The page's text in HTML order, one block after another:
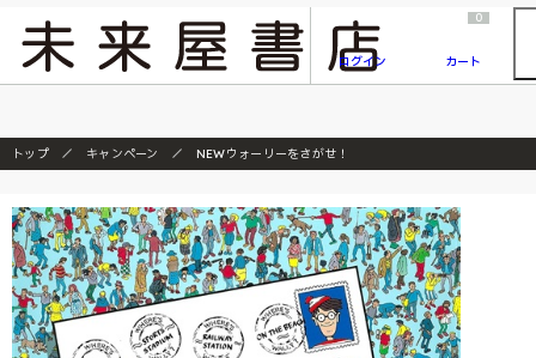
『ONE PIECE magazine 021 ONE PIECEカード付き同梱版』発売延期のご案内
ログイン
0
カート
トップ キャンペーン NEWウォーリーをさがせ！